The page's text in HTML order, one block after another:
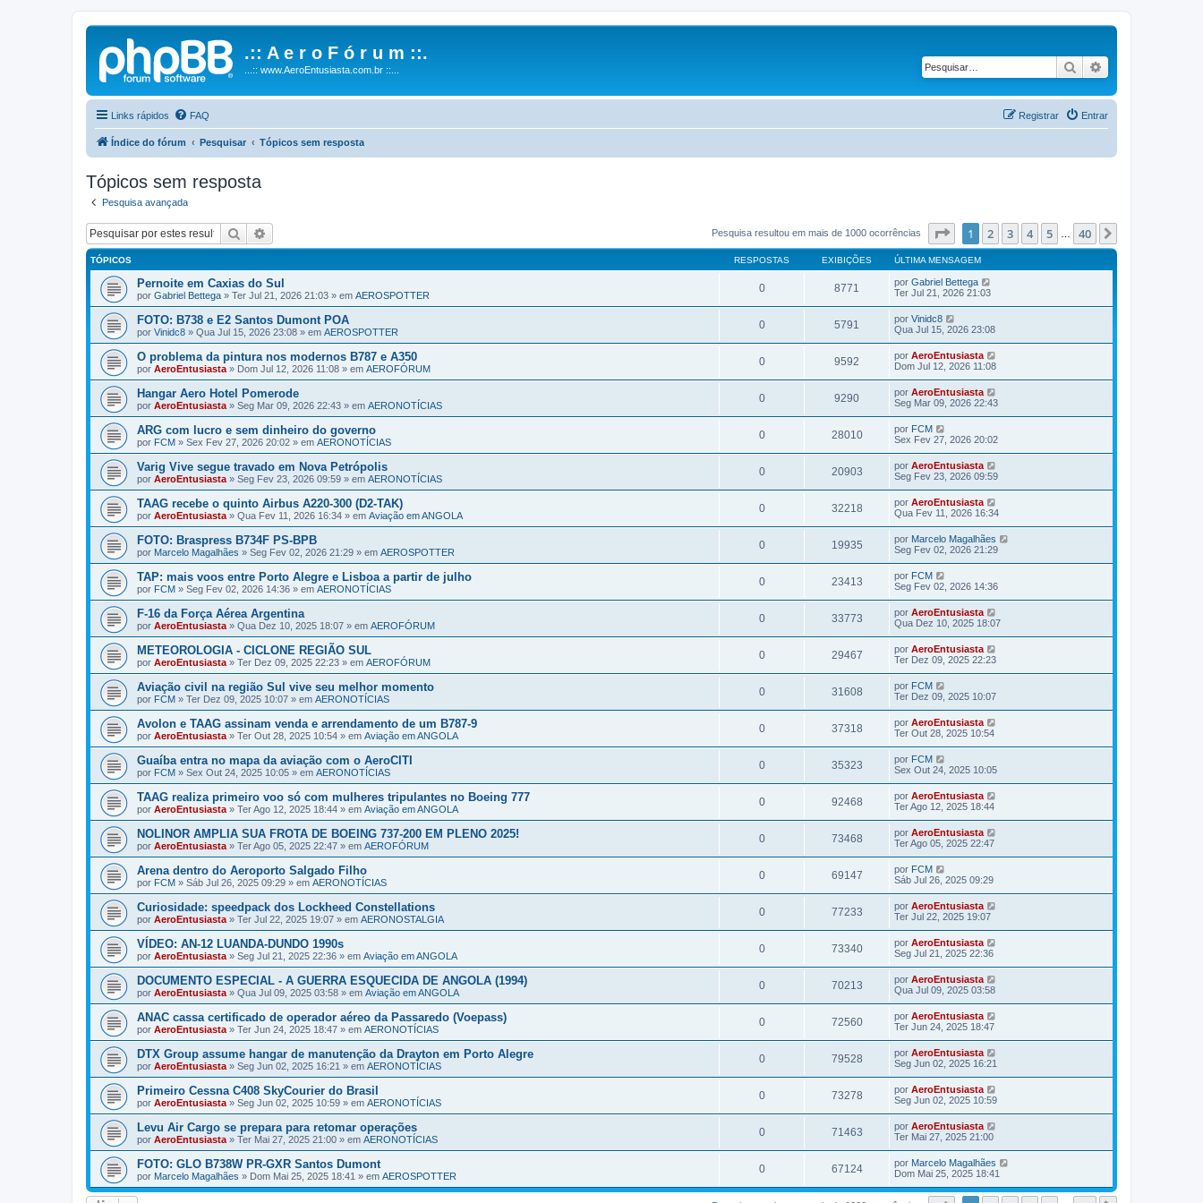
.:: A e r o F ó r u m ::.
...:: www.AeroEntusiasta.com.br ::... Pesquisar
Links rápidos FAQ Entrar
Registrar
Índice do fórum Pesquisar Tópicos sem resposta
Tópicos sem resposta
Pesquisa avançada
Pesquisar Pesquisa resultou em mais de 1000 ocorrências Página1 de 40
1 2 3 4 5 40
TÓPICOS RESPOSTAS EXIBIÇÕES ÚLTIMA MENSAGEM
Pernoite em Caxias do Sul
por Gabriel Bettega » Ter Jul 21, 2026 21:03 » em AEROSPOTTER
0 8771 por Gabriel Bettega
Ter Jul 21, 2026 21:03
FOTO: B738 e E2 Santos Dumont POA
por Vinidc8 » Qua Jul 15, 2026 23:08 » em AEROSPOTTER
0 5791 por Vinidc8
Qua Jul 15, 2026 23:08
O problema da pintura nos modernos B787 e A350
por AeroEntusiasta » Dom Jul 12, 2026 11:08 » em AEROFÓRUM
0 9592 por AeroEntusiasta
Dom Jul 12, 2026 11:08
Hangar Aero Hotel Pomerode
por AeroEntusiasta » Seg Mar 09, 2026 22:43 » em AERONOTÍCIAS
0 9290 por AeroEntusiasta
Seg Mar 09, 2026 22:43
ARG com lucro e sem dinheiro do governo
por FCM » Sex Fev 27, 2026 20:02 » em AERONOTÍCIAS
0 28010 por FCM
Sex Fev 27, 2026 20:02
Varig Vive segue travado em Nova Petrópolis
por AeroEntusiasta » Seg Fev 23, 2026 09:59 » em AERONOTÍCIAS
0 20903 por AeroEntusiasta
Seg Fev 23, 2026 09:59
TAAG recebe o quinto Airbus A220-300 (D2-TAK)
por AeroEntusiasta » Qua Fev 11, 2026 16:34 » em Aviação em ANGOLA
0 32218 por AeroEntusiasta
Qua Fev 11, 2026 16:34
FOTO: Braspress B734F PS-BPB
por Marcelo Magalhães » Seg Fev 02, 2026 21:29 » em AEROSPOTTER
0 19935 por Marcelo Magalhães
Seg Fev 02, 2026 21:29
TAP: mais voos entre Porto Alegre e Lisboa a partir de julho
por FCM » Seg Fev 02, 2026 14:36 » em AERONOTÍCIAS
0 23413 por FCM
Seg Fev 02, 2026 14:36
F-16 da Força Aérea Argentina
por AeroEntusiasta » Qua Dez 10, 2025 18:07 » em AEROFÓRUM
0 33773 por AeroEntusiasta
Qua Dez 10, 2025 18:07
METEOROLOGIA - CICLONE REGIÃO SUL
por AeroEntusiasta » Ter Dez 09, 2025 22:23 » em AEROFÓRUM
0 29467 por AeroEntusiasta
Ter Dez 09, 2025 22:23
Aviação civil na região Sul vive seu melhor momento
por FCM » Ter Dez 09, 2025 10:07 » em AERONOTÍCIAS
0 31608 por FCM
Ter Dez 09, 2025 10:07
Avolon e TAAG assinam venda e arrendamento de um B787-9
por AeroEntusiasta » Ter Out 28, 2025 10:54 » em Aviação em ANGOLA
0 37318 por AeroEntusiasta
Ter Out 28, 2025 10:54
Guaíba entra no mapa da aviação com o AeroCITI
por FCM » Sex Out 24, 2025 10:05 » em AERONOTÍCIAS
0 35323 por FCM
Sex Out 24, 2025 10:05
TAAG realiza primeiro voo só com mulheres tripulantes no Boeing 777
por AeroEntusiasta » Ter Ago 12, 2025 18:44 » em Aviação em ANGOLA
0 92468 por AeroEntusiasta
Ter Ago 12, 2025 18:44
NOLINOR AMPLIA SUA FROTA DE BOEING 737-200 EM PLENO 2025!
por AeroEntusiasta » Ter Ago 05, 2025 22:47 » em AEROFÓRUM
0 73468 por AeroEntusiasta
Ter Ago 05, 2025 22:47
Arena dentro do Aeroporto Salgado Filho
por FCM » Sáb Jul 26, 2025 09:29 » em AERONOTÍCIAS
0 69147 por FCM
Sáb Jul 26, 2025 09:29
Curiosidade: speedpack dos Lockheed Constellations
por AeroEntusiasta » Ter Jul 22, 2025 19:07 » em AERONOSTALGIA
0 77233 por AeroEntusiasta
Ter Jul 22, 2025 19:07
VÍDEO: AN-12 LUANDA-DUNDO 1990s
por AeroEntusiasta » Seg Jul 21, 2025 22:36 » em Aviação em ANGOLA
0 73340 por AeroEntusiasta
Seg Jul 21, 2025 22:36
DOCUMENTO ESPECIAL - A GUERRA ESQUECIDA DE ANGOLA (1994)
por AeroEntusiasta » Qua Jul 09, 2025 03:58 » em Aviação em ANGOLA
0 70213 por AeroEntusiasta
Qua Jul 09, 2025 03:58
ANAC cassa certificado de operador aéreo da Passaredo (Voepass)
por AeroEntusiasta » Ter Jun 24, 2025 18:47 » em AERONOTÍCIAS
0 72560 por AeroEntusiasta
Ter Jun 24, 2025 18:47
DTX Group assume hangar de manutenção da Drayton em Porto Alegre
por AeroEntusiasta » Seg Jun 02, 2025 16:21 » em AERONOTÍCIAS
0 79528 por AeroEntusiasta
Seg Jun 02, 2025 16:21
Primeiro Cessna C408 SkyCourier do Brasil
por AeroEntusiasta » Seg Jun 02, 2025 10:59 » em AERONOTÍCIAS
0 73278 por AeroEntusiasta
Seg Jun 02, 2025 10:59
Levu Air Cargo se prepara para retomar operações
por AeroEntusiasta » Ter Mai 27, 2025 21:00 » em AERONOTÍCIAS
0 71463 por AeroEntusiasta
Ter Mai 27, 2025 21:00
FOTO: GLO B738W PR-GXR Santos Dumont
por Marcelo Magalhães » Dom Mai 25, 2025 18:41 » em AEROSPOTTER
0 67124 por Marcelo Magalhães
Dom Mai 25, 2025 18:41